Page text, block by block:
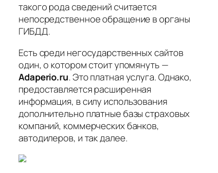
такого рода сведений считается
непосредственное обращение в органы
ГИБДД.
Есть среди негосударственных сайтов
один, о котором стоит упомянуть —
Adaperio.ru. Это платная услуга. Однако,
предоставляется расширенная
информация, в силу использования
дополнительно платные базы страховых
компаний, коммерческих банков,
автодилеров, и так далее.